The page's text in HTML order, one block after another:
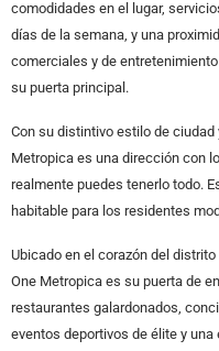
comodidades en el lugar,
días de la semana, y una
comerciales y de
su puerta principal.
Con su distintivo estilo de
Metropica es una dirección con
realmente puedes tenerlo todo.
habitable para los residentes
Ubicado en el corazón del
One Metropica es su puerta de
restaurantes galardonados,
eventos deportivos de élite y